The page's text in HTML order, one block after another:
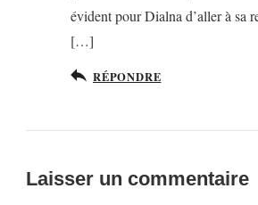
évident pour Dialna d’aller à sa
[…]
RÉPONDRE
Laisser un commentaire